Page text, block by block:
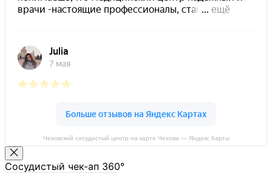
Чеховский сосудистый центр на карте Чехова — Яндекс Карты
Сосудистый чек-ап 360°